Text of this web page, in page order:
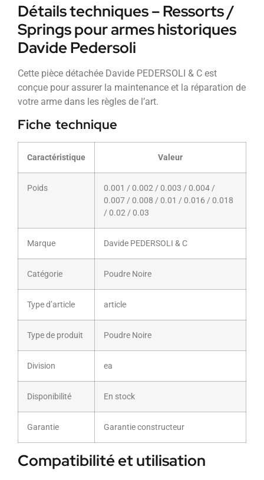
Détails techniques – Ressorts /
Springs pour armes historiques
Davide Pedersoli
Cette pièce détachée Davide PEDERSOLI & C est
conçue pour assurer la maintenance et la réparation de
votre arme dans les règles de l’art.
Fiche technique
Caractéristique Valeur
Poids
0.001 / 0.002 / 0.003 / 0.004 /
0.007 / 0.008 / 0.01 / 0.016 / 0.018
/ 0.02 / 0.03
Marque Davide PEDERSOLI & C
Catégorie Poudre Noire
Type d’article article
Type de produit Poudre Noire
Division ea
Disponibilité En stock
Garantie Garantie constructeur
Compatibilité et utilisation